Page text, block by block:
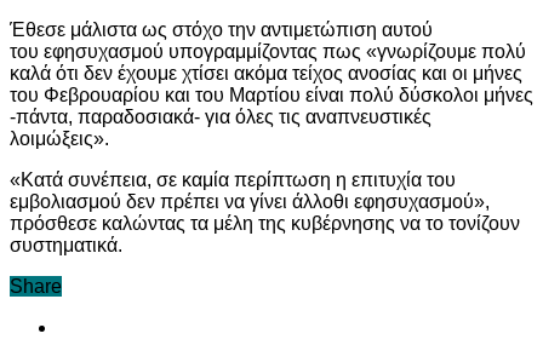
Έθεσε μάλιστα ως στόχο την αντιμετώπιση αυτού
του εφησυχασμού υπογραμμίζοντας πως «γνωρίζουμε πολύ
καλά ότι δεν έχουμε χτίσει ακόμα τείχος ανοσίας και οι μήνες
του Φεβρουαρίου και του Μαρτίου είναι πολύ δύσκολοι μήνες
-πάντα, παραδοσιακά- για όλες τις αναπνευστικές
λοιμώξεις».
«Κατά συνέπεια, σε καμία περίπτωση η επιτυχία του
εμβολιασμού δεν πρέπει να γίνει άλλοθι εφησυχασμού»,
πρόσθεσε καλώντας τα μέλη της κυβέρνησης να το τονίζουν
συστηματικά.
Share